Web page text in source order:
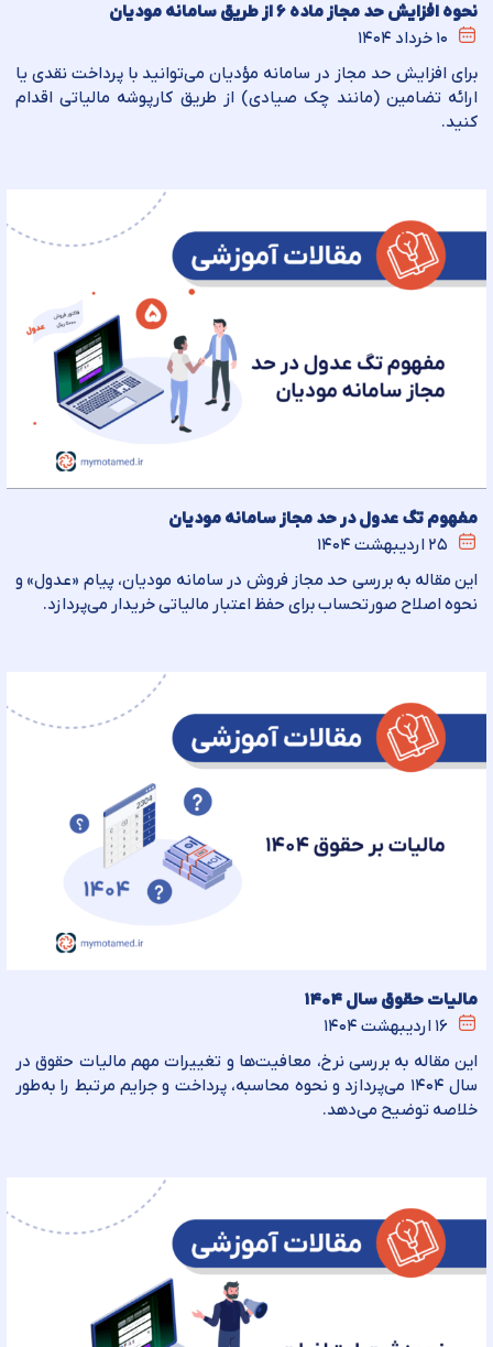
نحوه افزایش حد مجاز ماده ۶ از طریق سامانه مودیان
۱۰ خرداد ۱۴۰۴
برای افزایش حد مجاز در سامانه مؤدیان می‌توانید با پرداخت نقدی یا
ارائه تضامین (مانند چک صیادی) از طریق کارپوشه مالیاتی اقدام
کنید.
مفهوم تگ عدول در حد مجاز سامانه مودیان
۲۵ اردیبهشت ۱۴۰۴
این مقاله به بررسی حد مجاز فروش در سامانه مودیان، پیام «عدول» و
نحوه اصلاح صورتحساب برای حفظ اعتبار مالیاتی خریدار می‌پردازد.
مالیات حقوق‌ سال ۱۴۰۴
۱۶ اردیبهشت ۱۴۰۴
این مقاله به بررسی نرخ، معافیت‌ها و تغییرات مهم مالیات حقوق در
سال ۱۴۰۴ می‌پردازد و نحوه محاسبه، پرداخت و جرایم مرتبط را به‌طور
خلاصه توضیح می‌دهد.